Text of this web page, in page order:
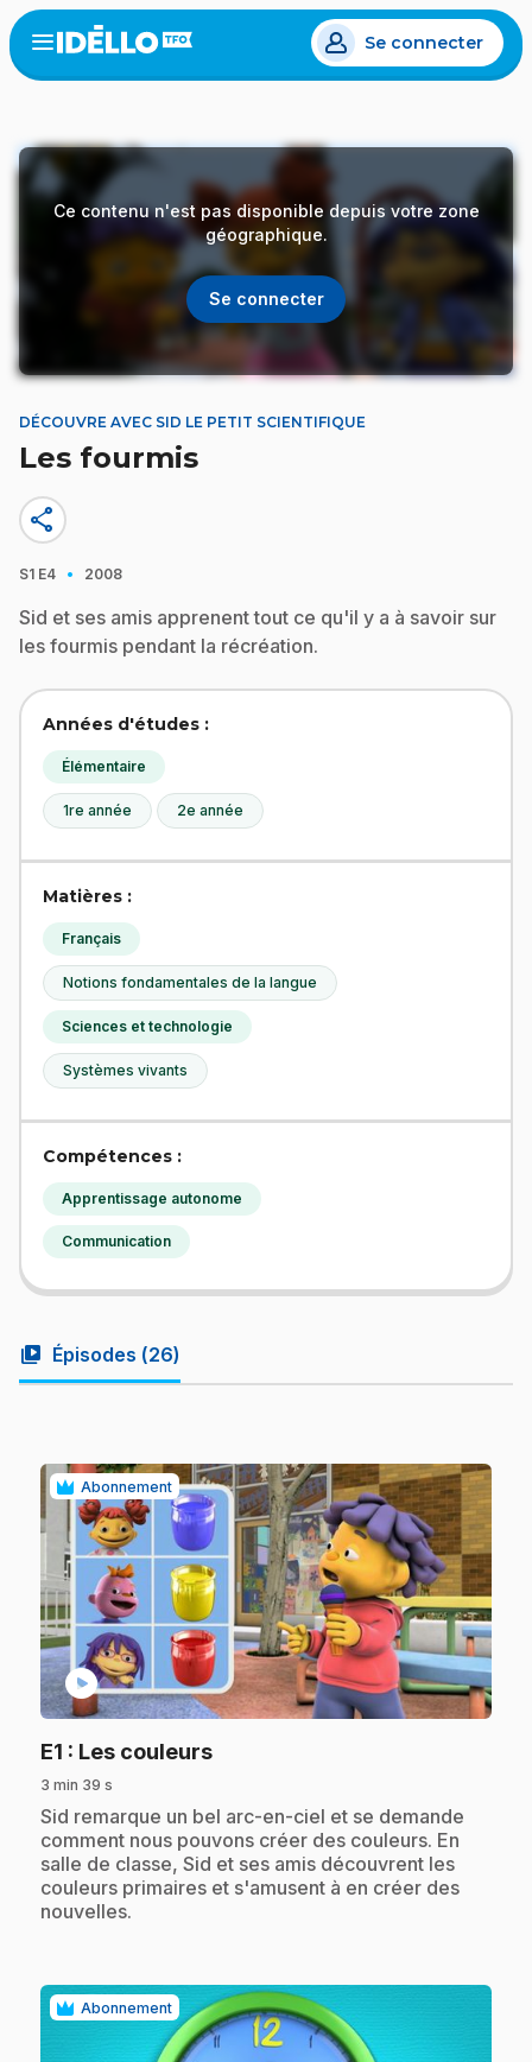
Aller
au
contenu
Open
menu
Se connecter
Ce contenu n'est pas disponible depuis votre zone
géographique.
Se connecter
DÉCOUVRE AVEC SID LE PETIT SCIENTIFIQUE
Les fourmis
share
S1 E4 · 2008
Sid et ses amis apprenent tout ce qu'il y a à savoir sur
les fourmis pendant la récréation.
Années d'études :
Élémentaire
1re année 2e année
Matières :
Français
Notions fondamentales de la langue
Sciences et technologie
Systèmes vivants
Compétences :
Apprentissage autonome
Communication
video_library Épisodes (26)
Abonnement
play_circle
E1 : Les couleurs.
3 min 39 s
.Sid remarque un bel arc-en-ciel et se demande
comment nous pouvons créer des couleurs. En
salle de classe, Sid et ses amis découvrent les
couleurs primaires et s'amusent à en créer des
nouvelles.
Abonnement